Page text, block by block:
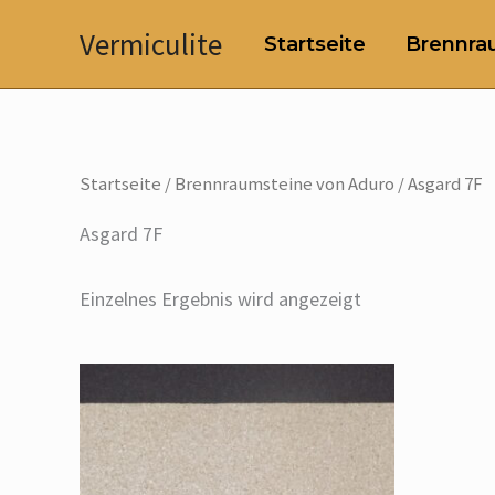
Vermiculite Startseite
Startseite /Brennraumsteine von Aduro / Asgard 7F
Asgard 7F
Einzelnes Ergebnis wird angezeigt